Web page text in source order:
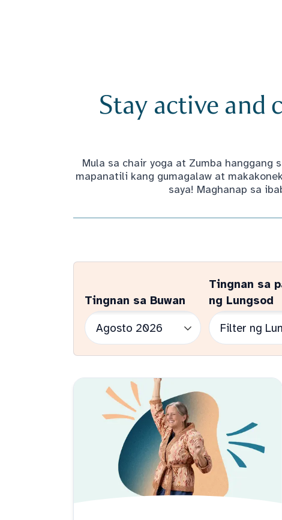
Stay active and
Mula sa chair yoga at Zumba
mapanatili kang gumagalaw at
saya! Maghanap sa
Tingnan sa Buwan
Tingnan sa
ng Lungsod